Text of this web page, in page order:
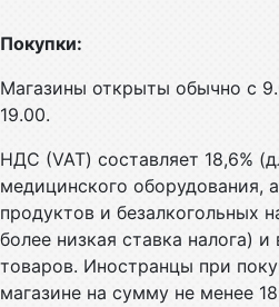
Покупки:
Магазины открыты обычно с
19.00.
НДС (VAT) составляет 18,6%
медицинского оборудования,
продуктов и безалкогольных
более низкая ставка налога)
товаров. Иностранцы при
магазине на сумму не менее